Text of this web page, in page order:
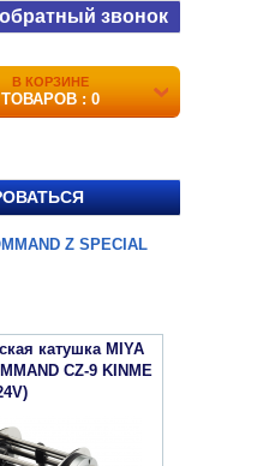
звонок
В КОРЗИНЕ
ТОВАРОВ : 0
Z SPECIAL
катушка MIYA
CZ-9 KINME